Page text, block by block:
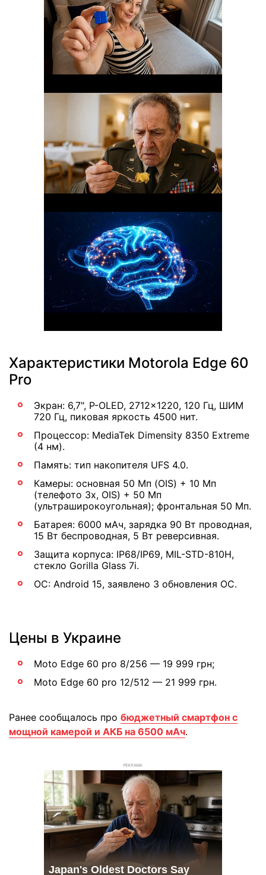
Характеристики Motorola Edge 60
Pro
Экран: 6,7", P-OLED, 2712x1220, 120 Гц, ШИМ
720 Гц, пиковая яркость 4500 нит.
Процессор: MediaTek Dimensity 8350 Extreme
(4 нм).
Память: тип накопителя UFS 4.0.
Камеры: основная 50 Мп (OIS) + 10 Мп
(телефото 3x, OIS) + 50 Мп
(ультраширокоугольная); фронтальная 50 Мп.
Батарея: 6000 мАч, зарядка 90 Вт проводная,
15 Вт беспроводная, 5 Вт реверсивная.
Защита корпуса: IP68/IP69, MIL-STD-810H,
стекло Gorilla Glass 7i.
ОС: Android 15, заявлено 3 обновления ОС.
Цены в Украине
Moto Edge 60 pro 8/256 — 19 999 грн;
Moto Edge 60 pro 12/512 — 21 999 грн.
Ранее сообщалось про бюджетный смартфон с
мощной камерой и АКБ на 6500 мАч.
РЕКЛАМА